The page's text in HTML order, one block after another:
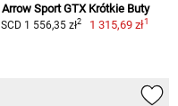
Arrow Sport GTX Krótkie Buty
SCD 1 556,35 zł2 1 315,69 zł1